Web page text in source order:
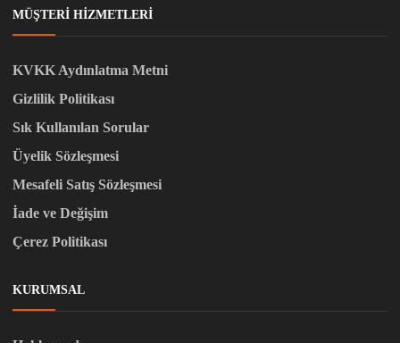
MÜŞTERI HIZMETLERI
KVKK Aydınlatma Metni
Gizlilik Politikası
Sık Kullanılan Sorular
Üyelik Sözleşmesi
Mesafeli Satış Sözleşmesi
İade ve Değişim
Çerez Politikası
KURUMSAL